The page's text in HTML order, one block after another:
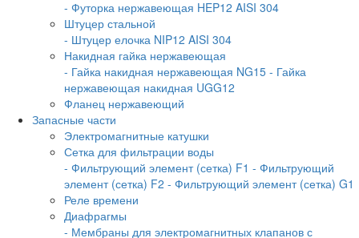
- Футорка нержавеющая HEP12 AISI 304
Штуцер стальной
- Штуцер елочка NIP12 AISI 304
Накидная гайка нержавеющая
- Гайка накидная нержавеющая NG15 - Гайка
нержавеющая накидная UGG12
Фланец нержавеющий
Запасные части
Электромагнитные катушки
Сетка для фильтрации воды
- Фильтрующий элемент (сетка) F1 - Фильтрующий
элемент (сетка) F2 - Фильтрующий элемент (сетка) G1
Реле времени
Диафрагмы
- Мембраны для электромагнитных клапанов с